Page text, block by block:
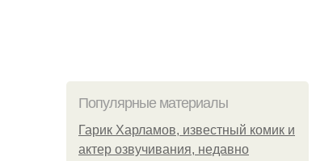
Популярные материалы
Гарик Харламов, известный комик и
актер озвучивания, недавно